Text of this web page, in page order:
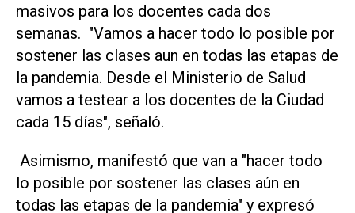
masivos para los docentes cada dos
semanas. "Vamos a hacer todo lo posible por
sostener las clases aun en todas las etapas de
la pandemia. Desde el Ministerio de Salud
vamos a testear a los docentes de la Ciudad
cada 15 días", señaló.
Asimismo, manifestó que van a "hacer todo
lo posible por sostener las clases aún en
todas las etapas de la pandemia" y expresó